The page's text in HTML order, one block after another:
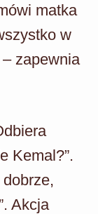
matka
w
zapewnia
Kemal?”.
dobrze,
Akcja